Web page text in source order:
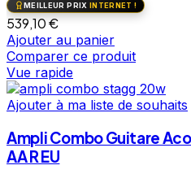
MEILLEUR PRIX INTERNET !
539,10€
Ajouter au panier
Comparer ce produit
Vue rapide
Ajouter à ma liste de souhaits
Ampli Combo Guitare
AA R EU